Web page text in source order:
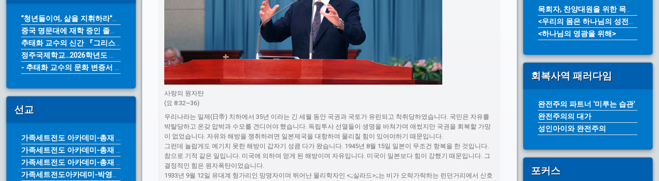
사랑의 원자탄
(요 8:32~36)
우리나라는 일제(日帝) 치하에서 35년 이라는 긴 세월 동안 국권과 국토가 유린되고 착취당하였습니다. 국민은 자유를
박탈당하고 온갖 압박과 수모를 견디어야 했습니다. 독립투사 선열들이 생명을 바쳐가며 애썼지만 국권을 회복할 가망
이 없었습니다. 자유와 해방을 쟁취하려면 일본제국을 대항하여 물리칠 힘이 있어야하기 때문입니다.
그런데 놀랍게도 예기치 못한 해방이 갑자기 성큼 다가 왔습니다. 1945년 8월 15일 일본이 무조건 항복을 한 것입니다.
참으로 기적 같은 일입니다. 미국에 의하여 얻게 된 해방이며 자유입니다. 미국이 일본보다 힘이 강했기 때문입니다. 그
결정적인 힘은 원자폭탄이었습니다.
1933년 9월 12일 유대계 헝가리인 망명자이며 뛰어난 물리학자인 <;;실라드>;;는 비가 오락가락하는 런던거리에서 신호
“청년들이여, 삶을 지휘하라”… 아르...
중국 명문대에 재학 중인 졸업생들 참...
추태화 교수의 신간 『그리스도인의 영...
정주국제학교...2026학년도 가을학...
- 추태화 교수의 문화 변증서 《그리...
선교
가족세트전도 아카데미-총재 박영수 목...
가족세트전도 아카데미-총재 박영수 목...
가족세트전도 아카데미-총재 박영수 목...
가족세트전도아카데미-박영수 목사
목회자, 찬양대원을 위한 목소리 개발...
<우리의 몸은 하나님의 성전입니다>
<하나님의 영광을 위해>
회복사역 패러다임
완전주의 파트너 '미루는 습관'
완전주의의 대가
성인아이와 완전주의
포커스